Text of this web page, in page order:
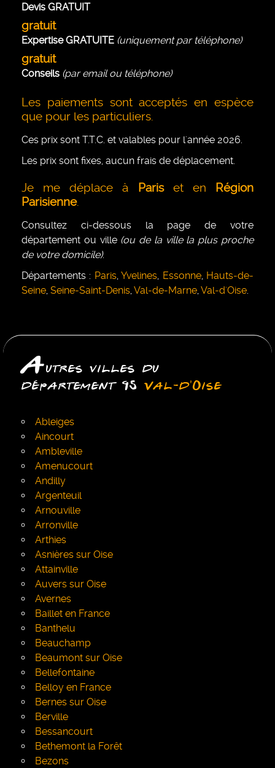
Devis GRATUIT
gratuit
Expertise GRATUITE (uniquement par téléphone)
gratuit
Conseils (par email ou téléphone)
Les paiements sont acceptés en espèce
que pour les particuliers.
Ces prix sont T.T.C. et valables pour l'année 2026.
Les prix sont fixes, aucun frais de déplacement.
Je me déplace à Pariset en Région
Parisienne.
Consultez ci-dessous la page de votre
département ou ville (ou de la ville la plus proche
de votre domicile).
Départements : Paris,Yvelines, Essonne, Hauts-de-
Seine, Seine-Saint-Denis,Val-de-Marne,Val-d'Oise.
Autres villes du
département 95 Val-d'Oise
Ableiges
Aincourt
Ambleville
Amenucourt
Andilly
Argenteuil
Arnouville
Arronville
Arthies
Asnières sur Oise
Attainville
Auvers sur Oise
Avernes
Baillet en France
Banthelu
Beauchamp
Beaumont sur Oise
Bellefontaine
Belloy en France
Bernes sur Oise
Berville
Bessancourt
Bethemont la Forêt
Bezons